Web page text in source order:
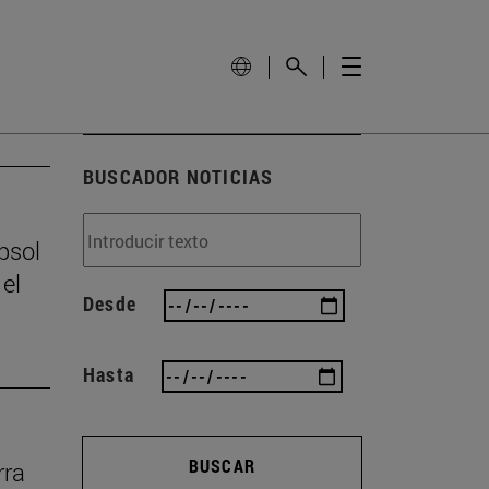
BUSCADOR NOTICIAS
Desde
Hasta
BUSCAR